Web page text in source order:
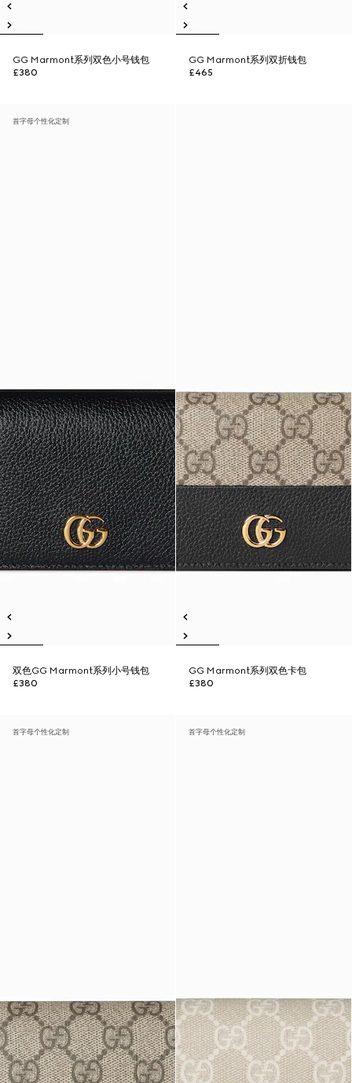
GG Marmont系列双色小号钱包
£380
GG Marmont系列双折钱包
£465
首字母个性化定制
双色GG Marmont系列小号钱包
£380
GG Marmont系列双色卡包
£380
首字母个性化定制 首字母个性化定制